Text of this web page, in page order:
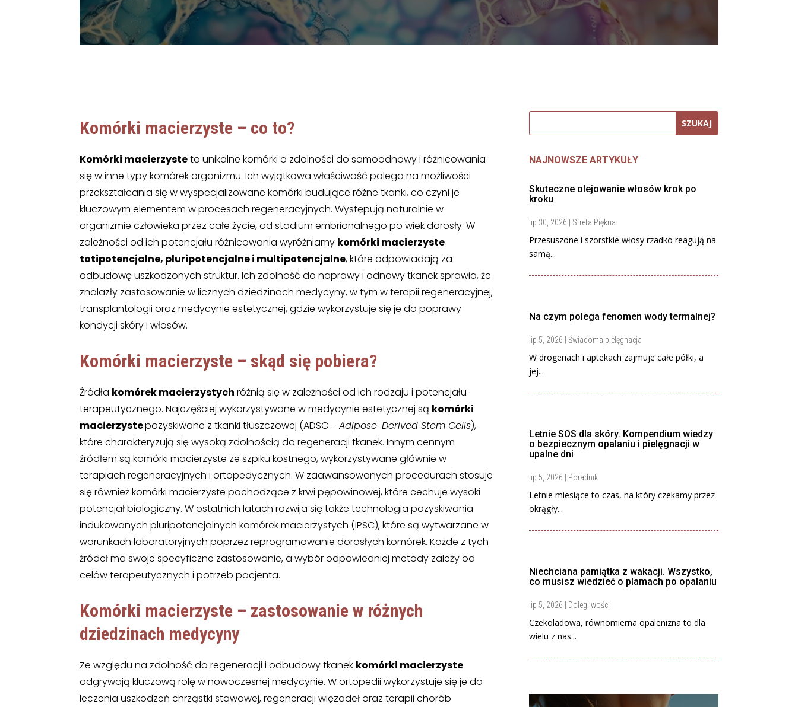
Komórki macierzyste – co to?
Komórki macierzysteto unikalne komórki o zdolności do samoodnowy i różnicowania
się w inne typy komórek organizmu. Ich wyjątkowa właściwość polega na możliwości
przekształcania się w wyspecjalizowane komórki budujące różne tkanki, co czyni je
kluczowym elementem w procesach regeneracyjnych. Występują naturalnie w
organizmie człowieka przez całe życie, od stadium embrionalnego po wiek dorosły. W
zależności od ich potencjału różnicowania wyróżniamy komórki macierzyste
totipotencjalne, pluripotencjalne i multipotencjalne, które odpowiadają za
odbudowę uszkodzonych struktur. Ich zdolność do naprawy i odnowy tkanek sprawia, że
znalazły zastosowanie w licznych dziedzinach medycyny, w tym w terapii regeneracyjnej,
transplantologii oraz medycynie estetycznej, gdzie wykorzystuje się je do poprawy
kondycji skóry i włosów.
Komórki macierzyste – skąd się pobiera?
Źródła komórek macierzystych różnią się w zależności od ich rodzaju i potencjału
terapeutycznego. Najczęściej wykorzystywane w medycynie estetycznej są komórki
macierzystepozyskiwane z tkanki tłuszczowej (ADSC –Adipose-Derived Stem Cells),
które charakteryzują się wysoką zdolnością do regeneracji tkanek. Innym cennym
źródłem są komórki macierzyste ze szpiku kostnego, wykorzystywane głównie w
terapiach regeneracyjnych i ortopedycznych. W zaawansowanych procedurach stosuje
się również komórki macierzyste pochodzące z krwi pępowinowej, które cechuje wysoki
potencjał biologiczny. W ostatnich latach rozwija się także technologia pozyskiwania
indukowanych pluripotencjalnych komórek macierzystych (iPSC), które są wytwarzane w
warunkach laboratoryjnych poprzez reprogramowanie dorosłych komórek. Każde z tych
źródeł ma swoje specyficzne zastosowanie, a wybór odpowiedniej metody zależy od
celów terapeutycznych i potrzeb pacjenta.
Komórki macierzyste – zastosowaniew różnych
dziedzinach medycyny
Ze względu na zdolność do regeneracji i odbudowy tkanek komórki macierzyste
odgrywają kluczową rolę w nowoczesnej medycynie. W ortopedii wykorzystuje się je do
leczenia uszkodzeń chrząstki stawowej, regeneracji więzadeł oraz terapii chorób
NAJNOWSZE ARTYKUŁY
Skuteczne olejowanie włosów krok po
kroku
lip 30, 2026 Strefa Piękna
Przesuszone i szorstkie włosy rzadko reagują na
samą...
Na czym polega fenomen wody termalnej?
lip 5, 2026 Świadoma pielęgnacja
W drogeriach i aptekach zajmuje całe półki, a
jej...
Letnie SOS dla skóry. Kompendium wiedzy
o bezpiecznym opalaniu i pielęgnacji w
upalne dni
lip 5, 2026 Poradnik
Letnie miesiące to czas, na który czekamy przez
okrągły...
Niechciana pamiątka z wakacji. Wszystko,
co musisz wiedzieć o plamach po opalaniu
lip 5, 2026 Dolegliwości
Czekoladowa, równomierna opalenizna to dla
wielu z nas...